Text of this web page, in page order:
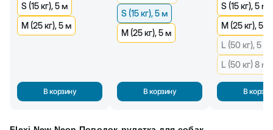
S (15 кг), 5 м
M (25 кг), 5 м
В корзину
S (15 кг), 5 м
M (25 кг), 5 м
В корзину
S (15 кг), 5 м
M (25 кг), 5 м
L (50 кг), 5 м
L (50 кг) 8 м
В